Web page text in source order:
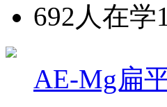
692人在学
AE-Mg扁